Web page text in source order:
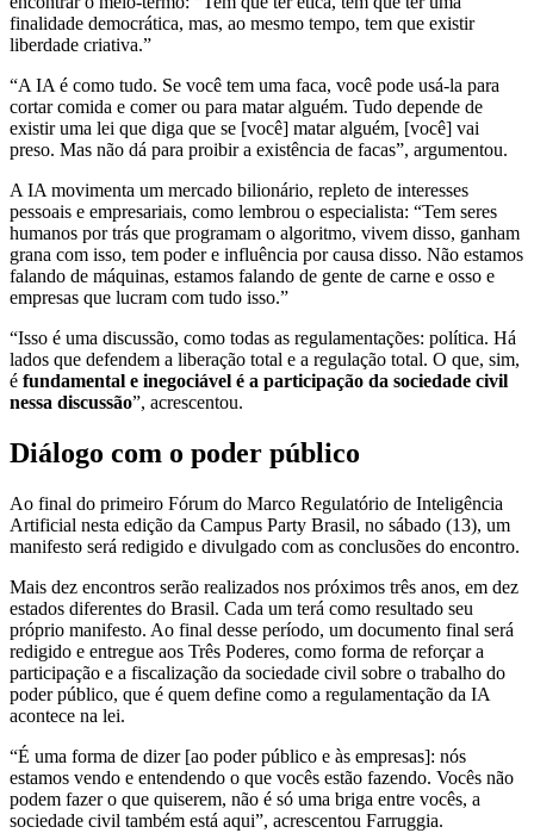
finalidade democrática, mas, ao mesmo tempo, tem que existir
liberdade criativa.”
“A IA é como tudo. Se você tem uma faca, você pode usá-la para
cortar comida e comer ou para matar alguém. Tudo depende de
existir uma lei que diga que se [você] matar alguém, [você] vai
preso. Mas não dá para proibir a existência de facas”, argumentou.
A IA movimenta um mercado bilionário, repleto de interesses
pessoais e empresariais, como lembrou o especialista: “Tem seres
humanos por trás que programam o algoritmo, vivem disso, ganham
grana com isso, tem poder e influência por causa disso. Não estamos
falando de máquinas, estamos falando de gente de carne e osso e
empresas que lucram com tudo isso.”
“Isso é uma discussão, como todas as regulamentações: política. Há
lados que defendem a liberação total e a regulação total. O que, sim,
é fundamental e inegociável é a participação da sociedade civil
nessa discussão”, acrescentou.
Diálogo com o poder público
Ao final do primeiro Fórum do Marco Regulatório de Inteligência
Artificial nesta edição da Campus Party Brasil, no sábado (13), um
manifesto será redigido e divulgado com as conclusões do encontro.
Mais dez encontros serão realizados nos próximos três anos, em dez
estados diferentes do Brasil. Cada um terá como resultado seu
próprio manifesto. Ao final desse período, um documento final será
redigido e entregue aos Três Poderes, como forma de reforçar a
participação e a fiscalização da sociedade civil sobre o trabalho do
poder público, que é quem define como a regulamentação da IA
acontece na lei.
“É uma forma de dizer [ao poder público e às empresas]: nós
estamos vendo e entendendo o que vocês estão fazendo. Vocês não
podem fazer o que quiserem, não é só uma briga entre vocês, a
sociedade civil também está aqui”, acrescentou Farruggia.